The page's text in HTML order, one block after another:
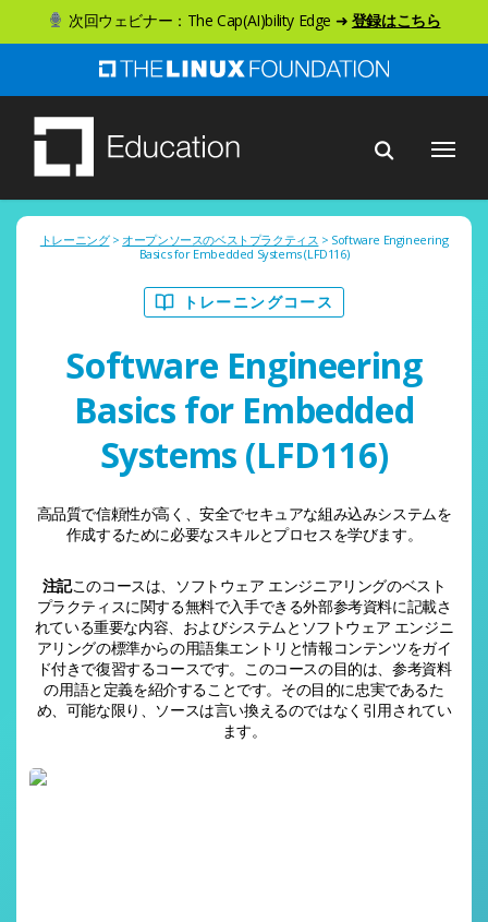
キ
次回ウェビナー：The Cap(AI)bility Edge ➜ 登録はこちら
メニュー
トレーニング> オープンソースのベストプラクティス > Software Engineering
Basics for Embedded Systems (LFD116)
トレーニングコース
Software Engineering
Basics for Embedded
Systems (LFD116)
高品質で信頼性が高く、安全でセキュアな組み込みシステムを
作成するために必要なスキルとプロセスを学びます。
注記このコースは、ソフトウェア エンジニアリングのベスト
プラクティスに関する無料で入手できる外部参考資料に記載さ
れている重要な内容、およびシステムとソフトウェア エンジニ
アリングの標準からの用語集エントリと情報コンテンツをガイ
ド付きで復習するコースです。このコースの目的は、参考資料
の用語と定義を紹介することです。その目的に忠実であるた
め、可能な限り、ソースは言い換えるのではなく引用されてい
ます。